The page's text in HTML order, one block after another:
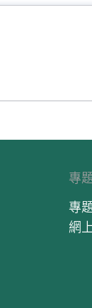
專
專
網